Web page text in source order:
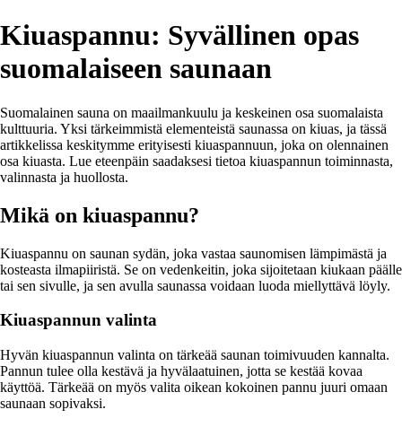
Kiuaspannu: Syvällinen opas
suomalaiseen saunaan
Suomalainen sauna on maailmankuulu ja keskeinen osa suomalaista
kulttuuria. Yksi tärkeimmistä elementeistä saunassa on kiuas, ja tässä
artikkelissa keskitymme erityisesti kiuaspannuun, joka on olennainen
osa kiuasta. Lue eteenpäin saadaksesi tietoa kiuaspannun toiminnasta,
valinnasta ja huollosta.
Mikä on kiuaspannu?
Kiuaspannu on saunan sydän, joka vastaa saunomisen lämpimästä ja
kosteasta ilmapiiristä. Se on vedenkeitin, joka sijoitetaan kiukaan päälle
tai sen sivulle, ja sen avulla saunassa voidaan luoda miellyttävä löyly.
Kiuaspannun valinta
Hyvän kiuaspannun valinta on tärkeää saunan toimivuuden kannalta.
Pannun tulee olla kestävä ja hyvälaatuinen, jotta se kestää kovaa
käyttöä. Tärkeää on myös valita oikean kokoinen pannu juuri omaan
saunaan sopivaksi.